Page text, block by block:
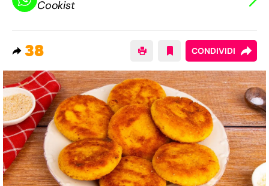
Cookist
38 CONDIVIDI